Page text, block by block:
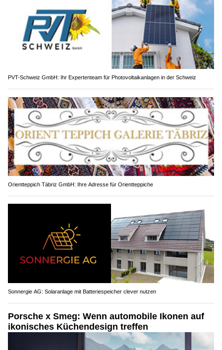
PVT-Schweiz GmbH: Ihr Expertenteam für Photovoltaikanlagen in der Schweiz
Orientteppich Täbriz GmbH: Ihre Adresse für Orientteppiche
Sonnergie AG: Solaranlage mit Batteriespeicher clever nutzen
Porsche x Smeg: Wenn automobile Ikonen auf
ikonisches Küchendesign treffen